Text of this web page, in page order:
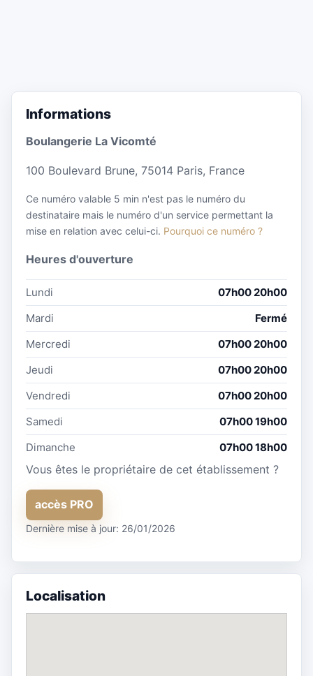
Informations
Boulangerie La Vicomté
100 Boulevard Brune, 75014 Paris, France
Ce numéro valable 5 min n'est pas le numéro du
destinataire mais le numéro d'un service permettant la
mise en relation avec celui-ci. Pourquoi ce numéro ?
Heures d'ouverture
Lundi
07h00 20h00
Mardi
Fermé
Mercredi
07h00 20h00
Jeudi
07h00 20h00
Vendredi
07h00 20h00
Samedi
07h00 19h00
Dimanche
07h00 18h00
Vous êtes le propriétaire de cet établissement ?
accès PRO
Dernière mise à jour: 26/01/2026
Localisation